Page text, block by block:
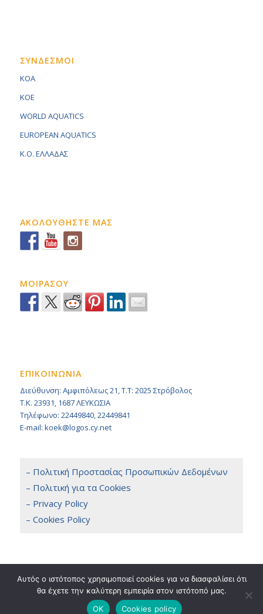
ΣΥΝΔΕΣΜΟΙ
KOA
KOE
WORLD AQUATICS
EUROPEAN AQUATICS
K.O. ΕΛΛΑΔΑΣ
ΑΚΟΛΟΥΘΗΣΤΕ ΜΑΣ
ΜΟΙΡΑΣΟΥ
ΕΠΙΚΟΙΝΩΝΙΑ
Διεύθυνση: Αμφιπόλεως 21, Τ.Τ: 2025 Στρόβολος
Τ.Κ. 23931, 1687 ΛΕΥΚΩΣΙΑ
Τηλέφωνο: 22449840, 22449841
E-mail: koek@logos.cy.net
– Πολιτική Προστασίας Προσωπικών Δεδομένων
– Πολιτική για τα Cookies
– Privacy Policy
– Cookies Policy
Copyright 2014 © KOEK, All Rights Reserved. / Powered byNETinfo Plc
Αυτός ο ιστότοπος χρησιμοποιεί cookies για να διασφαλίσει ότι
θα έχετε την καλύτερη εμπειρία στον ιστότοπό μας.
OK
Cookies policy